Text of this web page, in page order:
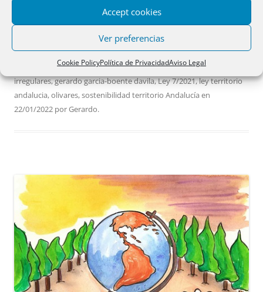
Accept cookies
Ver preferencias
Cookie PolicyPolítica de PrivacidadAviso Legal
Olivares en Córdoba. Por Jose Javier Martin Espartosa
Esta entrada se publicó enArtículos Territorio,Concretasy está
etiquetada conandalucia,cordoba,de 1 de diciembre,edificaciones
irregulares,gerardo garcia-boente davila,Ley 7/2021,ley territorio
andalucia,olivares,sostenibilidad territorio Andalucía en
22/01/2022 porGerardo.